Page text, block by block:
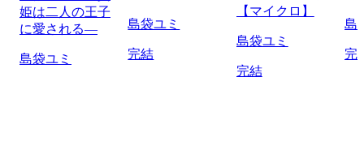
姫は二人の王子
に愛される―
島袋ユミ
島袋ユミ
完結
【マイクロ】
島袋ユミ
完結
島
完